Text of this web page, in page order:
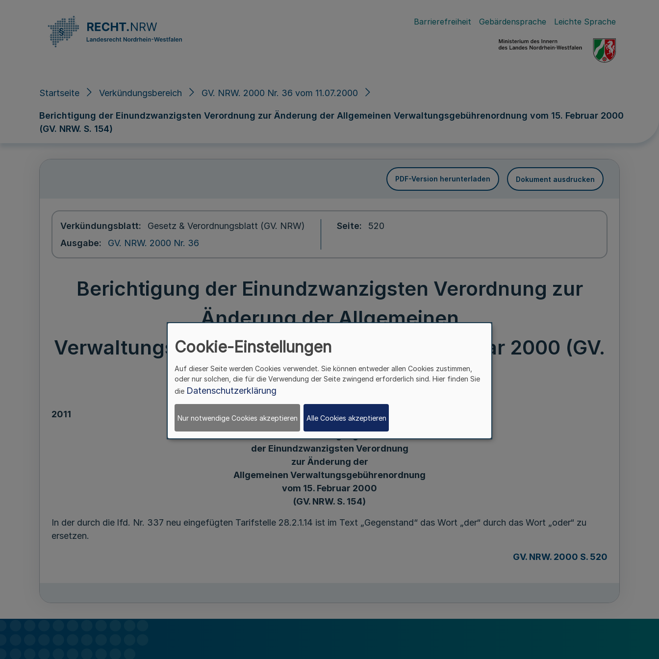
Barrierefreiheit Gebärdensprache Leichte Sprache
Startseite Verkündungsbereich GV. NRW. 2000 Nr. 36 vom 11.07.2000
Berichtigung der Einundzwanzigsten Verordnung zur Änderung der Allgemeinen Verwaltungsgebührenordnung vom 15. Februar 2000
(GV. NRW. S. 154)
PDF-Version herunterladen Dokument ausdrucken
Verkündungsblatt
Gesetz & Verordnungsblatt (GV. NRW)
Ausgabe
GV. NRW. 2000 Nr. 36
Seite 520
Berichtigung der Einundzwanzigsten Verordnung zur
Änderung der Allgemeinen
Verwaltungsgebührenordnung vom 15. Februar 2000 (GV.
NRW. S. 154)
2011
der Einundzwanzigsten Verordnung
zur Änderung der
Allgemeinen Verwaltungsgebührenordnung
vom 15. Februar 2000
(GV. NRW. S. 154)
In der durch die lfd. Nr. 337 neu eingefügten Tarifstelle 28.2.1.14 ist im Text „Gegenstand“ das Wort „der“ durch das Wort „oder“ zu
ersetzen.
GV. NRW. 2000 S. 520
Cookie-Einstellungen
Auf dieser Seite werden Cookies verwendet. Sie können entweder allen Cookies zustimmen,
oder nur solchen, die für die Verwendung der Seite zwingend erforderlich sind. Hier finden Sie
die Datenschutzerklärung
Nur notwendige Cookies akzeptieren Alle Cookies akzeptieren